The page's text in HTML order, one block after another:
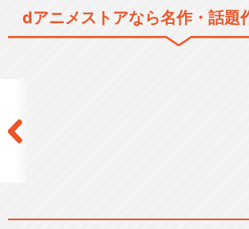
dアニメストアなら名作・話題